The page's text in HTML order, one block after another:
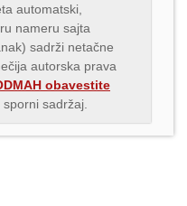
automatski,
nameru sajta
sadrži netačne
autorska prava
obavestite
sadržaj.